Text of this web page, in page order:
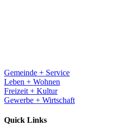
Gemeinde + Service
Leben + Wohnen
Freizeit + Kultur
Gewerbe + Wirtschaft
Quick Links